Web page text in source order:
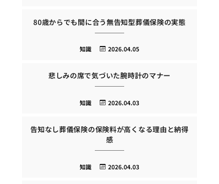
80歳からでも間に合う無告知型葬儀保険の実態
2026.04.05
知識
悲しみの席で気づいた腕時計のマナー
2026.04.03
知識
告知なし葬儀保険の保険料が高くなる理由と納得
感
2026.04.03
知識